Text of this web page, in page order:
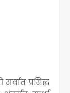
प्रसिद्ध